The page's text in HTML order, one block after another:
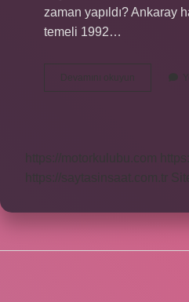
zaman yapıldı? Ankaray
temeli 1992…
Devamını okuyun
Ankara
https://motorkulubu.com
https://saytasinsaat.com.tr